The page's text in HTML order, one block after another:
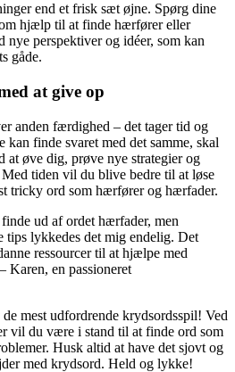
end et frisk sæt øjne. Spørg dine
hjælp til at finde hærfører eller
perspektiver og idéer, som kan
gåde.
at give op
anden færdighed – det tager tid og
kan finde svaret med det samme, skal
øve dig, prøve nye strategier og
tiden vil du blive bedre til at løse
tricky ord som hærfører og hærfader.
ud af ordet hærfader, men
tips lykkedes det mig endelig. Det
ressourcer til at hjælpe med
Karen, en passioneret
mest udfordrende krydsordsspil! Ved
vil du være i stand til at finde ord som
Husk altid at have det sjovt og
med krydsord. Held og lykke!